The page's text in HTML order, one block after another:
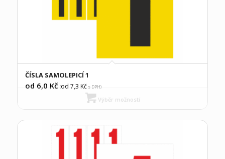
ČÍSLA SAMOLEPICÍ 1
od 6,0 Kč (od 7,3 Kčs DPH)
Výběr možností